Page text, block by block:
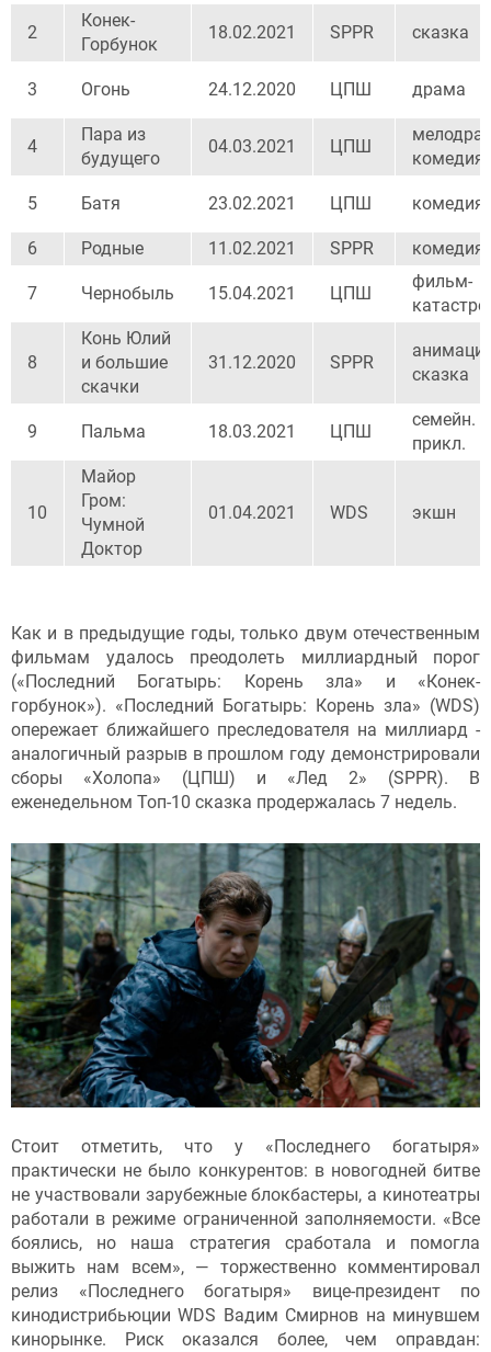
2
Конек-
Горбунок
18.02.2021 SPPR сказка
3 Огонь 24.12.2020 ЦПШ драма
4
Пара из
будущего
04.03.2021 ЦПШ
комедия
5 Батя 23.02.2021 ЦПШ комедия
6 Родные 11.02.2021 SPPR комедия
7 Чернобыль 15.04.2021 ЦПШ
фильм-
8
Конь Юлий
и большие
скачки
31.12.2020 SPPR
сказка
9 Пальма 18.03.2021 ЦПШ
семейн.
прикл.
10
Майор
Гром:
Чумной
Доктор
01.04.2021 WDS экшн
Как и в предыдущие годы, только двум отечественным
фильмам удалось преодолеть миллиардный порог
(«Последний Богатырь: Корень зла» и «Конек-
горбунок»). «Последний Богатырь: Корень зла» (WDS)
опережает ближайшего преследователя на миллиард -
аналогичный разрыв в прошлом году демонстрировали
сборы «Холопа» (ЦПШ) и «Лед 2» (SPPR). В
еженедельном Топ-10 сказка продержалась 7 недель.
Стоит отметить, что у «Последнего богатыря»
практически не было конкурентов: в новогодней битве
не участвовали зарубежные блокбастеры, а кинотеатры
работали в режиме ограниченной заполняемости. «Все
боялись, но наша стратегия сработала и помогла
выжить нам всем», — торжественно комментировал
релиз «Последнего богатыря» вице-президент по
кинодистрибьюции WDS Вадим Смирнов на минувшем
кинорынке. Риск оказался более, чем оправдан: